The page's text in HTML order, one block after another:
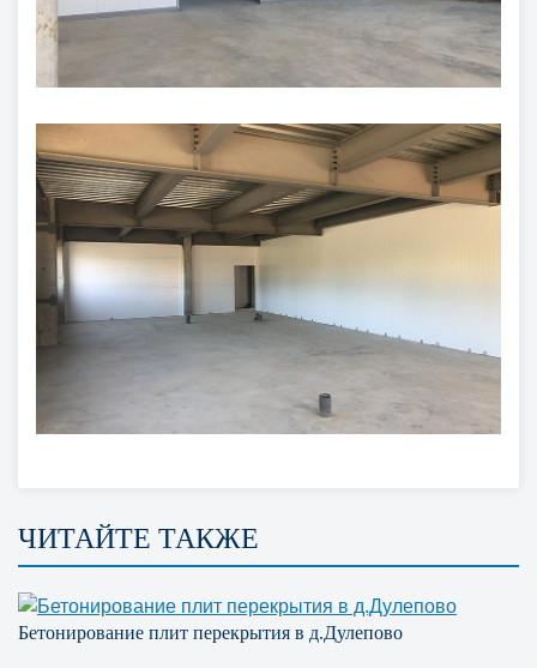
ЧИТАЙТЕ ТАКЖЕ
Бетонирование плит перекрытия в д.Дулепово